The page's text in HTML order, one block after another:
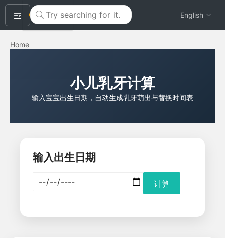
okeyTool English
Home
小儿乳牙计算
输入宝宝出生日期，自动生成乳牙萌出与替换时间表
输入出生日期
计算